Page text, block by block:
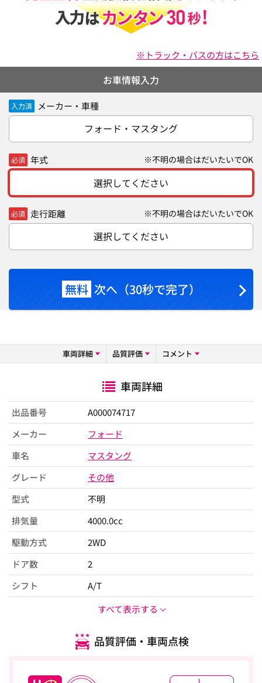
※トラック・バスの方はこちら
お車情報入力
入力済 メーカー・車種
フォード・マスタング
必須 年式 ※不明の場合はだいたいでOK
選択してください
必須 走行距離 ※不明の場合はだいたいでOK
選択してください
無料 次へ（30秒で完了）
車両詳細 品質評価 コメント
車両詳細
出品番号
A000074717
メーカー
フォード
車名
マスタング
グレード
その他
型式
不明
排気量
4000.0cc
駆動方式
2WD
ドア数
2
シフト
A/T
すべて表示する
品質評価・車両点検